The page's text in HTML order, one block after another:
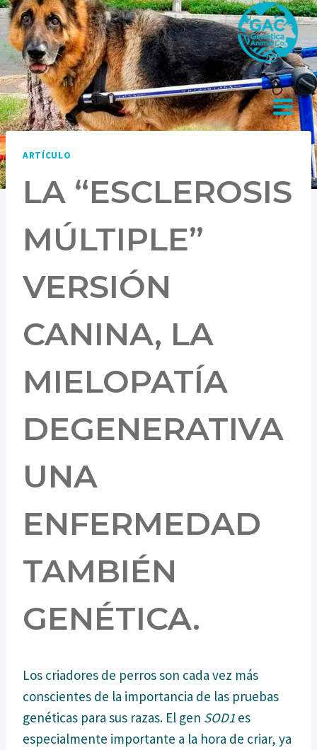
Saltar
al
contenido
ARTÍCULO
LA “ESCLEROSIS
MÚLTIPLE”
VERSIÓN
CANINA, LA
MIELOPATÍA
DEGENERATIVA
UNA
ENFERMEDAD
TAMBIÉN
GENÉTICA.
Los criadores de perros son cada vez más
conscientes de la importancia de las pruebas
genéticas para sus razas. El gen SOD1 es
especialmente importante a la hora de criar, ya